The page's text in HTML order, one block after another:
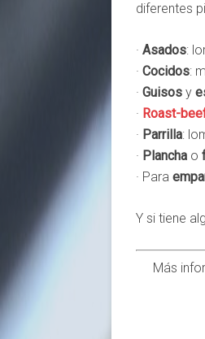
diferentes
· Asados:
· Cocidos:
· Guisos y
· Roast-
· Parrilla:
· Plancha o
· Para
Y si tiene
Más